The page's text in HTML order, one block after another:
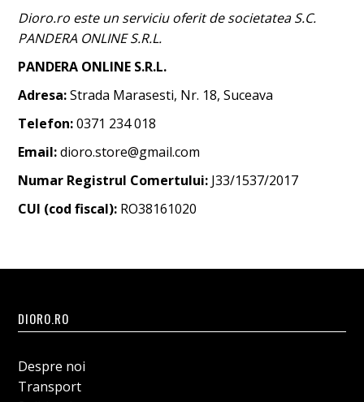
Dioro.ro este un serviciu oferit de societatea S.C.
PANDERA ONLINE S.R.L.
PANDERA ONLINE S.R.L.
Adresa:Strada Marasesti, Nr. 18, Suceava
Telefon:0371 234 018
Email:dioro.store@gmail.com
Numar Registrul Comertului: J33/1537/2017
CUI (cod fiscal): RO38161020
DIORO.RO
Despre noi
Transport